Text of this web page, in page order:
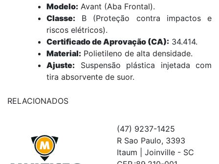
Modelo: Avant (Aba Frontal).
Classe: B (Proteção contra impactos e
riscos elétricos).
Certificado de Aprovação (CA): 34.414.
Material: Polietileno de alta densidade.
Ajuste: Suspensão plástica injetada com
tira absorvente de suor.
RELACIONADOS
(47) 9237-1425
R Sao Paulo, 3393
Itaum | Joinville - SC